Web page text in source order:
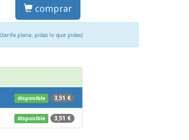
comprar
(tarifa plana, pidas lo que pidas)
disponible 3,51 €
disponible 3,51 €